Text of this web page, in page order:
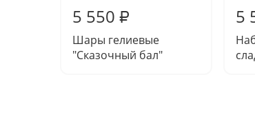
5 550 ₽
Шары гелиевые
"Сказочный бал"
5